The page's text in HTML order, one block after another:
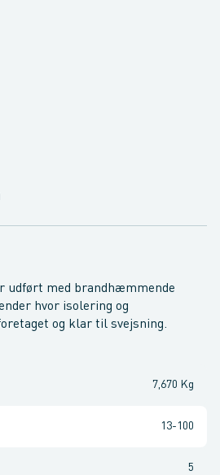
udført med brandhæmmende
hvor isolering og
og klar til svejsning.
7,670 Kg
13-100
5